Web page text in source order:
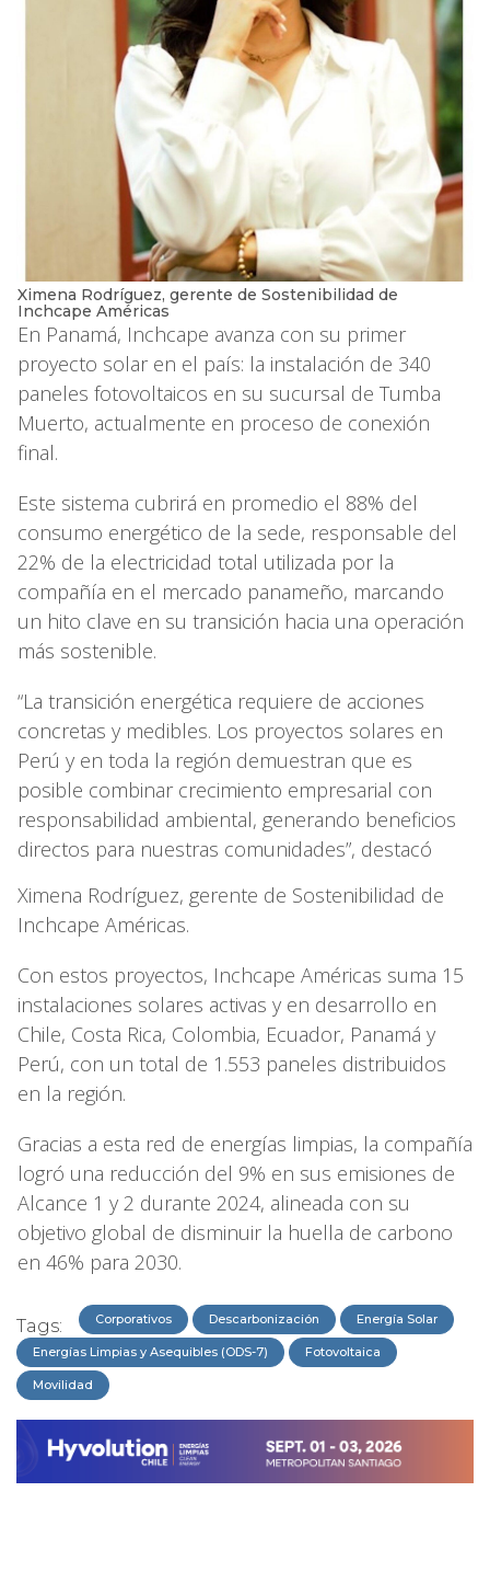
Ximena Rodríguez, gerente de Sostenibilidad de
Inchcape Américas
En Panamá, Inchcape avanza con su primer
proyecto solar en el país: la instalación de 340
paneles fotovoltaicos en su sucursal de Tumba
Muerto, actualmente en proceso de conexión
final.
Este sistema cubrirá en promedio el 88% del
consumo energético de la sede, responsable del
22% de la electricidad total utilizada por la
compañía en el mercado panameño, marcando
un hito clave en su transición hacia una operación
más sostenible.
“La transición energética requiere de acciones
concretas y medibles. Los proyectos solares en
Perú y en toda la región demuestran que es
posible combinar crecimiento empresarial con
responsabilidad ambiental, generando beneficios
directos para nuestras comunidades”, destacó
Ximena Rodríguez, gerente de Sostenibilidad de
Inchcape Américas.
Con estos proyectos, Inchcape Américas suma 15
instalaciones solares activas y en desarrollo en
Chile, Costa Rica, Colombia, Ecuador, Panamá y
Perú, con un total de 1.553 paneles distribuidos
en la región.
Gracias a esta red de energías limpias, la compañía
logró una reducción del 9% en sus emisiones de
Alcance 1 y 2 durante 2024, alineada con su
objetivo global de disminuir la huella de carbono
en 46% para 2030.
Tags: Corporativos Descarbonización Energía Solar
Energías Limpias y Asequibles (ODS-7) Fotovoltaica
Movilidad